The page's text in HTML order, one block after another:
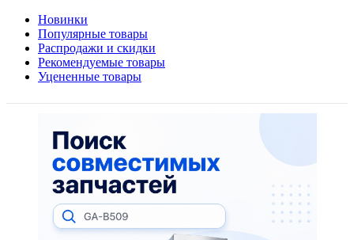
Новинки
Популярные товары
Распродажи и скидки
Рекомендуемые товары
Уцененные товары